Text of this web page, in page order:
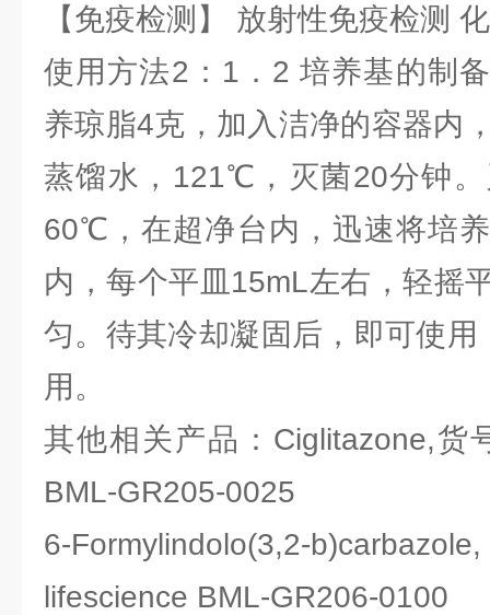
【免疫检测】 放射性免疫检测
使用方法2：1．2 培养基的制
养琼脂4克，加入洁净的容器内
蒸馏水，121℃，灭菌20分钟
60℃，在超净台内，迅速将培
内，每个平皿15mL左右，轻摇
匀。待其冷却凝固后，即可使
用。
其他相关产品：Ciglitazone,货
BML-GR205-0025
6-Formylindolo(3,2-
lifescience BML-GR206-0100